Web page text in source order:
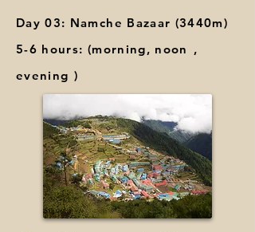
Day 03: Namche Bazaar (3440m)
5-6 hours: (morning, noon ,
evening )